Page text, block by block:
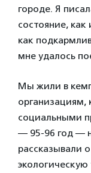
городе. Я
состояние,
как
мне удалось
Мы жили в
организациям,
социальными
— 95-96 год —
рассказывали
экологическую